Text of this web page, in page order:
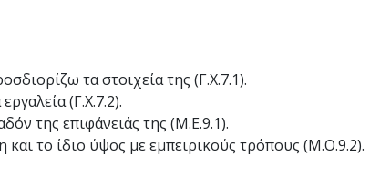
τα στοιχεία της (Γ.Χ.7.1).
(Γ.Χ.7.2).
της επιφάνειάς της (Μ.Ε.9.1).
και το ίδιο ύψος με εμπειρικούς τρόπους (Μ.Ο.9.2).